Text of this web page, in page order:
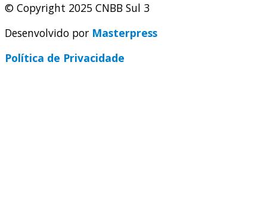
© Copyright 2025 CNBB Sul 3
Desenvolvido por Masterpress
Política de Privacidade